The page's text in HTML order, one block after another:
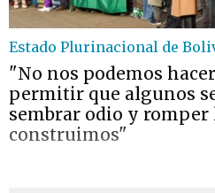
Estado Plurinacional de
"No nos podemos
permitir que algunos
sembrar odio y romper
construimos"